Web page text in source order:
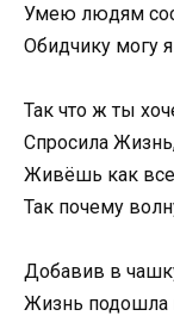
Умею людям
Обидчику могу
Так что ж ты
Спросила
Живёшь как
Так почему
Добавив в
Жизнь подошла